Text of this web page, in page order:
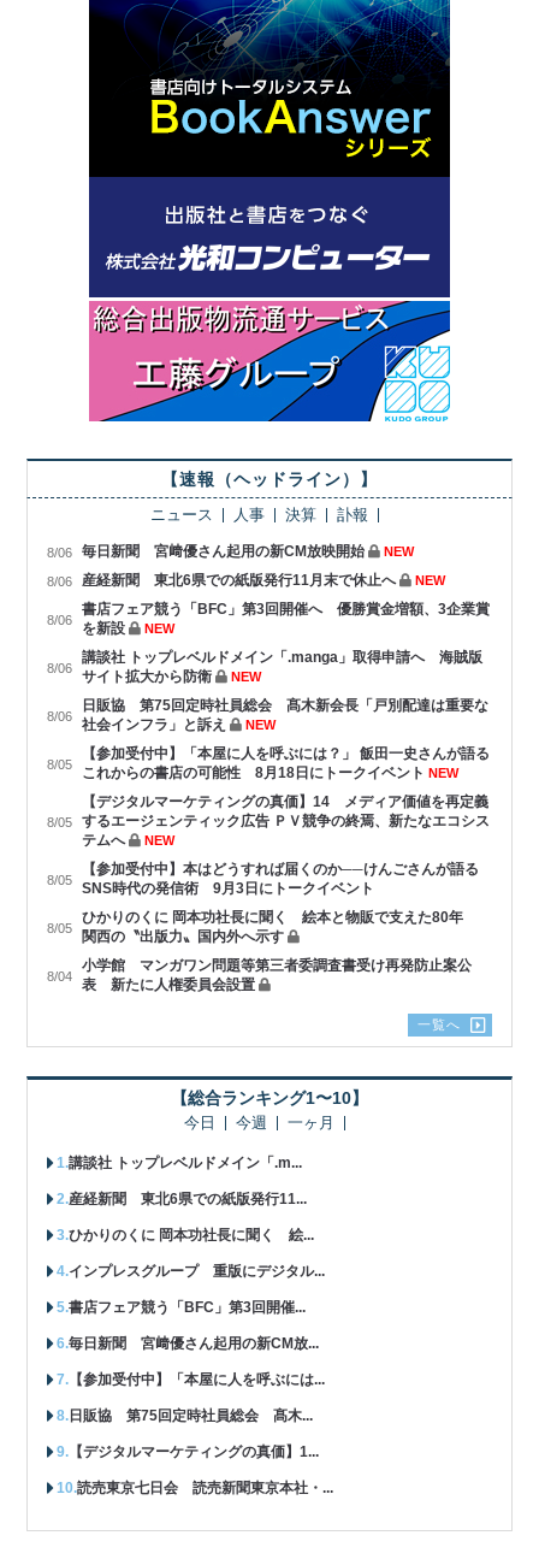
【速報（ヘッドライン）】
ニュース 人事 決算 訃報
8/06 毎日新聞 宮﨑優さん起用の新CM放映開始 NEW
8/06 産経新聞 東北6県での紙版発行11月末で休止へ NEW
8/06
書店フェア競う「BFC」第3回開催へ 優勝賞金増額、3企業賞
を新設
NEW
8/06
講談社 トップレベルドメイン「.manga」取得申請へ 海賊版
サイト拡大から防衛
NEW
8/06
日販協 第75回定時社員総会 髙木新会長「戸別配達は重要な
社会インフラ」と訴え
NEW
8/05
【参加受付中】「本屋に人を呼ぶには？」 飯田一史さんが語る
これからの書店の可能性 8月18日にトークイベント NEW
8/05
【デジタルマーケティングの真価】14 メディア価値を再定義
するエージェンティック広告 ＰＶ競争の終焉、新たなエコシス
テムへ
NEW
8/05
【参加受付中】本はどうすれば届くのか──けんごさんが語る
SNS時代の発信術 9月3日にトークイベント
8/05
ひかりのくに 岡本功社長に聞く 絵本と物販で支えた80年
関西の〝出版力〟国内外へ示す
8/04
小学館 マンガワン問題等第三者委調査書受け再発防止案公
表 新たに人権委員会設置
一覧へ
【総合ランキング1〜10】
今日 今週 一ヶ月
講談社 トップレベルドメイン「.m...
産経新聞 東北6県での紙版発行11...
ひかりのくに 岡本功社長に聞く 絵...
インプレスグループ 重版にデジタル...
書店フェア競う「BFC」第3回開催...
毎日新聞 宮﨑優さん起用の新CM放...
【参加受付中】「本屋に人を呼ぶには...
日販協 第75回定時社員総会 髙木...
【デジタルマーケティングの真価】1...
読売東京七日会 読売新聞東京本社・...